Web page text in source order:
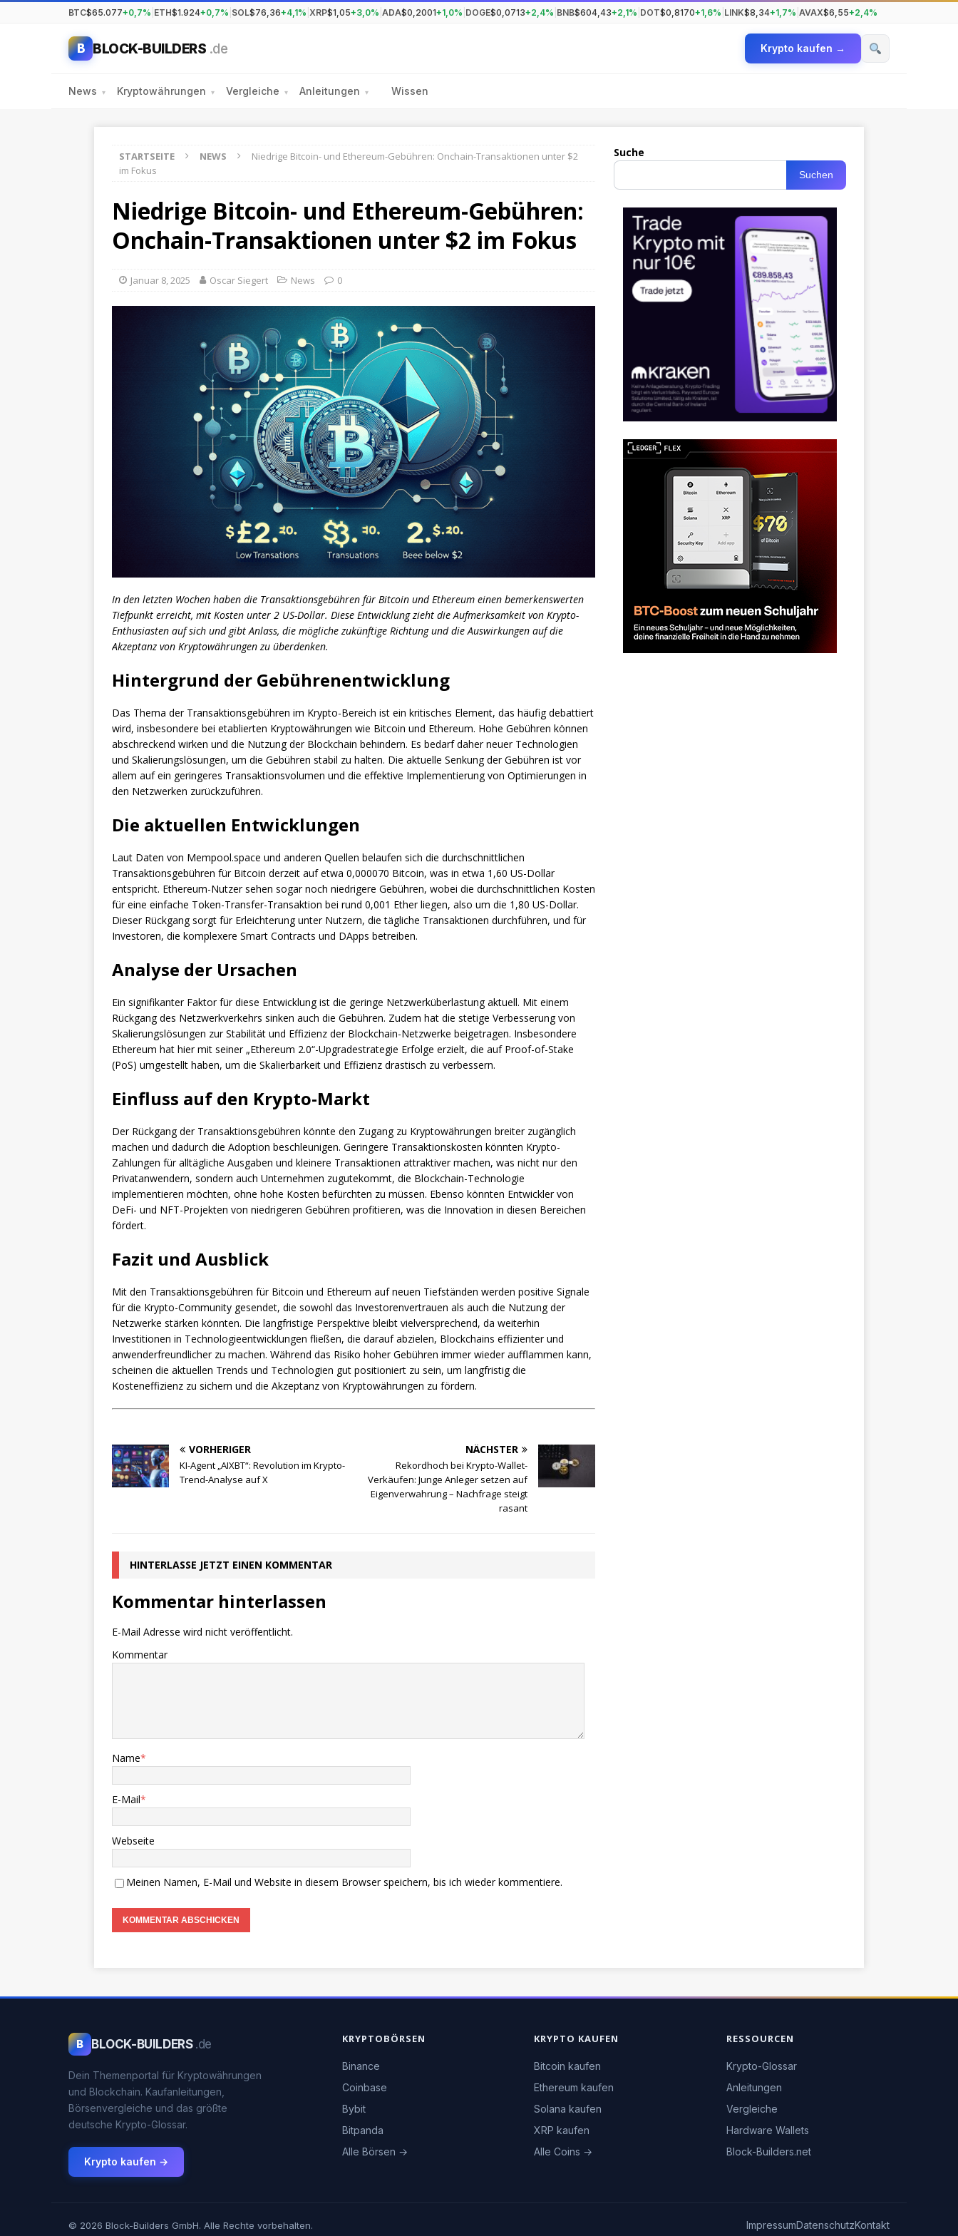
BTC$65.077+0,7% ETH$1.924+0,7% SOL$76,36+4,1% XRP$1,05+3,0% ADA$0,2001+1,0% DOGE$0,0713+2,4% BNB$604,43+2,1% DOT$0,8170+1,6% LINK$8,34+1,7% AVAX$6,55+2,4%
B BLOCK-BUILDERS .de Krypto kaufen →
News ▾ Kryptowährungen ▾ Vergleiche ▾ Anleitungen ▾ Wissen
STARTSEITE NEWS
Niedrige Bitcoin- und Ethereum-Gebühren: Onchain-Transaktionen unter $2
im Fokus
Niedrige Bitcoin- und Ethereum-Gebühren:
Onchain-Transaktionen unter $2 im Fokus
Januar 8, 2025 Oscar Siegert News 0
In den letzten Wochen haben die Transaktionsgebühren für Bitcoin und Ethereum einen bemerkenswerten
Tiefpunkt erreicht, mit Kosten unter 2 US-Dollar. Diese Entwicklung zieht die Aufmerksamkeit von Krypto-
Enthusiasten auf sich und gibt Anlass, die mögliche zukünftige Richtung und die Auswirkungen auf die
Akzeptanz von Kryptowährungen zu überdenken.
Hintergrund der Gebührenentwicklung
Das Thema der Transaktionsgebühren im Krypto-Bereich ist ein kritisches Element, das häufig debattiert
wird, insbesondere bei etablierten Kryptowährungen wie Bitcoin und Ethereum. Hohe Gebühren können
abschreckend wirken und die Nutzung der Blockchain behindern. Es bedarf daher neuer Technologien
und Skalierungslösungen, um die Gebühren stabil zu halten. Die aktuelle Senkung der Gebühren ist vor
allem auf ein geringeres Transaktionsvolumen und die effektive Implementierung von Optimierungen in
den Netzwerken zurückzuführen.
Die aktuellen Entwicklungen
Laut Daten von Mempool.space und anderen Quellen belaufen sich die durchschnittlichen
Transaktionsgebühren für Bitcoin derzeit auf etwa 0,000070 Bitcoin, was in etwa 1,60 US-Dollar
entspricht. Ethereum-Nutzer sehen sogar noch niedrigere Gebühren, wobei die durchschnittlichen Kosten
für eine einfache Token-Transfer-Transaktion bei rund 0,001 Ether liegen, also um die 1,80 US-Dollar.
Dieser Rückgang sorgt für Erleichterung unter Nutzern, die tägliche Transaktionen durchführen, und für
Investoren, die komplexere Smart Contracts und DApps betreiben.
Analyse der Ursachen
Ein signifikanter Faktor für diese Entwicklung ist die geringe Netzwerküberlastung aktuell. Mit einem
Rückgang des Netzwerkverkehrs sinken auch die Gebühren. Zudem hat die stetige Verbesserung von
Skalierungslösungen zur Stabilität und Effizienz der Blockchain-Netzwerke beigetragen. Insbesondere
Ethereum hat hier mit seiner „Ethereum 2.0“-Upgradestrategie Erfolge erzielt, die auf Proof-of-Stake
(PoS) umgestellt haben, um die Skalierbarkeit und Effizienz drastisch zu verbessern.
Einfluss auf den Krypto-Markt
Der Rückgang der Transaktionsgebühren könnte den Zugang zu Kryptowährungen breiter zugänglich
machen und dadurch die Adoption beschleunigen. Geringere Transaktionskosten könnten Krypto-
Zahlungen für alltägliche Ausgaben und kleinere Transaktionen attraktiver machen, was nicht nur den
Privatanwendern, sondern auch Unternehmen zugutekommt, die Blockchain-Technologie
implementieren möchten, ohne hohe Kosten befürchten zu müssen. Ebenso könnten Entwickler von
DeFi- und NFT-Projekten von niedrigeren Gebühren profitieren, was die Innovation in diesen Bereichen
fördert.
Fazit und Ausblick
Mit den Transaktionsgebühren für Bitcoin und Ethereum auf neuen Tiefständen werden positive Signale
für die Krypto-Community gesendet, die sowohl das Investorenvertrauen als auch die Nutzung der
Netzwerke stärken könnten. Die langfristige Perspektive bleibt vielversprechend, da weiterhin
Investitionen in Technologieentwicklungen fließen, die darauf abzielen, Blockchains effizienter und
anwenderfreundlicher zu machen. Während das Risiko hoher Gebühren immer wieder aufflammen kann,
scheinen die aktuellen Trends und Technologien gut positioniert zu sein, um langfristig die
Kosteneffizienz zu sichern und die Akzeptanz von Kryptowährungen zu fördern.
VORHERIGER
KI-Agent „AIXBT“: Revolution im Krypto-
Trend-Analyse auf X
NÄCHSTER
Rekordhoch bei Krypto-Wallet-
Verkäufen: Junge Anleger setzen auf
Eigenverwahrung – Nachfrage steigt
rasant
HINTERLASSE JETZT EINEN KOMMENTAR
Kommentar hinterlassen
E-Mail Adresse wird nicht veröffentlicht.
Kommentar
Name*
E-Mail*
Webseite
Meinen Namen, E-Mail und Website in diesem Browser speichern, bis ich wieder kommentiere.
Suche
Suchen
B BLOCK-BUILDERS .de
Dein Themenportal für Kryptowährungen
und Blockchain. Kaufanleitungen,
Börsenvergleiche und das größte
deutsche Krypto-Glossar.
Krypto kaufen →
KRYPTOBÖRSEN
Binance
Coinbase
Bybit
Bitpanda
Alle Börsen →
KRYPTO KAUFEN
Bitcoin kaufen
Ethereum kaufen
Solana kaufen
XRP kaufen
Alle Coins →
RESSOURCEN
Krypto-Glossar
Anleitungen
Vergleiche
Hardware Wallets
Block-Builders.net
© 2026 Block-Builders GmbH. Alle Rechte vorbehalten. ImpressumDatenschutzKontakt